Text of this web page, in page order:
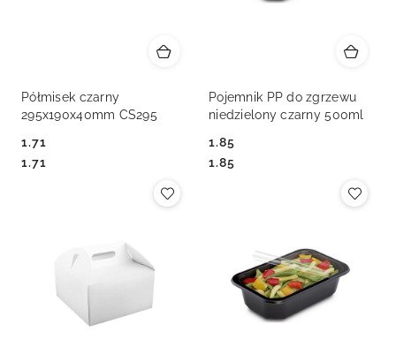
Półmisek czarny
295x190x40mm CS295
Cena:
1.71
Cena:
1.71
Pojemnik PP do zgrzewu
niedzielony czarny 500ml
Cena:
1.85
Cena:
1.85